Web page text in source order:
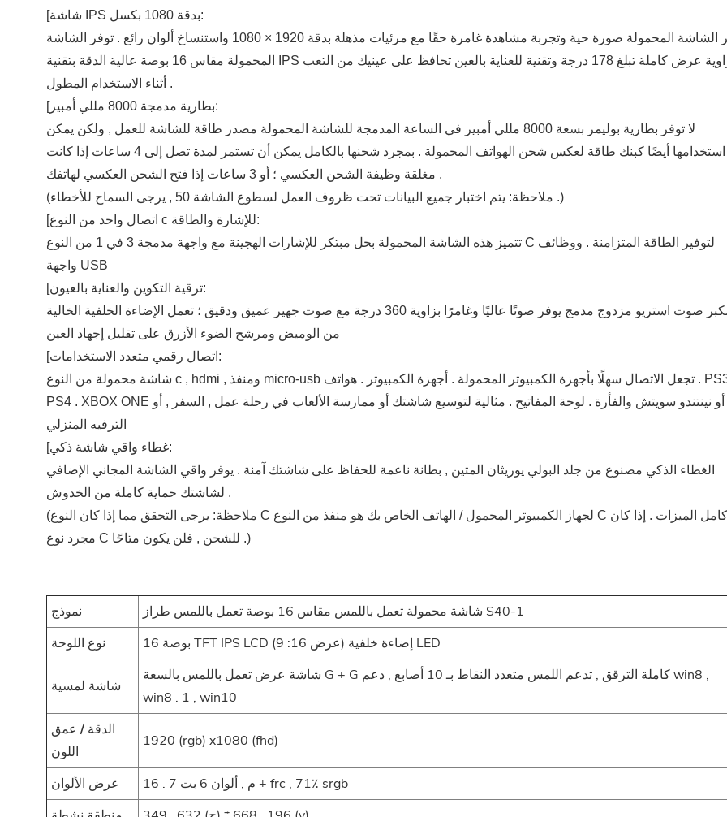
[شاشة IPS بدقة 1080 بكسل:
توفر الشاشة المحمولة صورة حية وتجربة مشاهدة غامرة حقًا مع مرئيات مذهلة بدقة 1920 × 1080 واستنساخ ألوان رائع . توفر الشاشة
المحمولة مقاس 16 بوصة عالية الدقة بتقنية IPS زاوية عرض كاملة تبلغ 178 درجة وتقنية للعناية بالعين تحافظ على عينيك من التعب
أثناء الاستخدام المطول .
[بطارية مدمجة 8000 مللي أمبير:
لا توفر بطارية بوليمر بسعة 8000 مللي أمبير في الساعة المدمجة للشاشة المحمولة مصدر طاقة للشاشة للعمل , ولكن يمكن
استخدامها أيضًا كبنك طاقة لعكس شحن الهواتف المحمولة . بمجرد شحنها بالكامل يمكن أن تستمر لمدة تصل إلى 4 ساعات إذا كانت
مغلقة وظيفة الشحن العكسي ؛ أو 3 ساعات إذا فتح الشحن العكسي لهاتفك .
(ملاحظة: يتم اختبار جميع البيانات تحت ظروف العمل لسطوع الشاشة 50 , يرجى السماح للأخطاء .)
[اتصال واحد من النوع c للإشارة والطاقة:
تتميز هذه الشاشة المحمولة بحل مبتكر للإشارات الهجينة مع واجهة مدمجة 3 في 1 من النوع C لتوفير الطاقة المتزامنة . ووظائف
واجهة USB
[ترقية التكوين والعناية بالعيون:
مكبر صوت استريو مزدوج مدمج يوفر صوتًا عاليًا وغامرًا بزاوية 360 درجة مع صوت جهير عميق ودقيق ؛ تعمل الإضاءة الخلفية الخالية
من الوميض ومرشح الضوء الأزرق على تقليل إجهاد العين
[اتصال رقمي متعدد الاستخدامات:
شاشة محمولة من النوع c , hdmi , ومنفذ micro-usb تجعل الاتصال سهلًا بأجهزة الكمبيوتر المحمولة . أجهزة الكمبيوتر . هواتف . PS3 /
PS4 . XBOX ONE أو نينتندو سويتش والفأرة . لوحة المفاتيح . مثالية لتوسيع شاشتك أو ممارسة الألعاب في رحلة عمل , السفر , أو
الترفيه المنزلي
[غطاء واقي شاشة ذكي:
الغطاء الذكي مصنوع من جلد البولي يوريثان المتين , بطانة ناعمة للحفاظ على شاشتك آمنة . يوفر واقي الشاشة المجاني الإضافي
لشاشتك حماية كاملة من الخدوش .
(ملاحظة: يرجى التحقق مما إذا كان النوع C لجهاز الكمبيوتر المحمول / الهاتف الخاص بك هو منفذ من النوع C كامل الميزات . إذا كان
مجرد نوع C للشحن , فلن يكون متاحًا .)
نموذج
شاشة محمولة تعمل باللمس مقاس 16 بوصة تعمل باللمس طراز S40-1
نوع اللوحة
16 بوصة TFT IPS LCD (عرض 16: 9) إضاءة خلفية LED
شاشة لمسية
شاشة عرض تعمل باللمس بالسعة G + G كاملة الترقق , تدعم اللمس متعدد النقاط بـ 10 أصابع , دعم win8 ,
win8 . 1 , win10
الدقة / عمق
اللون
1920 (rgb) x1080 (fhd)
عرض الألوان
16 . 7 م , ألوان 6 بت + frc , 71٪ srgb